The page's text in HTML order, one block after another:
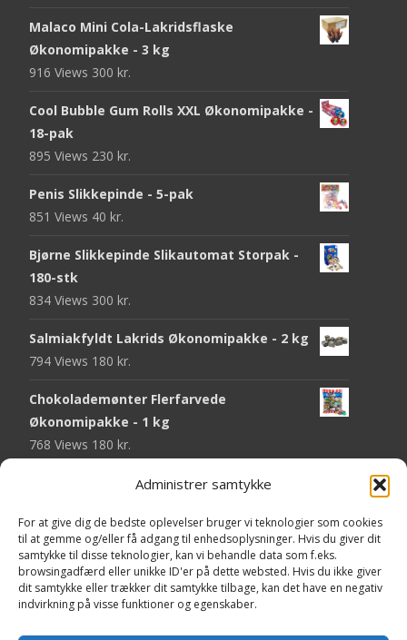
Administrer samtykke
For at give dig de bedste oplevelser bruger vi teknologier som cookies
til at gemme og/eller få adgang til enhedsoplysninger. Hvis du giver dit
samtykke til disse teknologier, kan vi behandle data som f.eks.
browsingadfærd eller unikke ID'er på dette websted. Hvis du ikke giver
dit samtykke eller trækker dit samtykke tilbage, kan det have en negativ
indvirkning på visse funktioner og egenskaber.
Malaco Mini Cola-Lakridsflaske
Økonomipakke - 3 kg
916 Views 300 kr.
Cool Bubble Gum Rolls XXL Økonomipakke -
18-pak
895 Views 230 kr.
Penis Slikkepinde - 5-pak
851 Views 40 kr.
Bjørne Slikkepinde Slikautomat Storpak -
180-stk
834 Views 300 kr.
Salmiakfyldt Lakrids Økonomipakke - 2 kg
794 Views 180 kr.
Chokolademønter Flerfarvede
Økonomipakke - 1 kg
768 Views 180 kr.
Malaco Stjerner Lakrids - 92 gram
Pringles Hot & Spicy - 165 gram
743 Views40 kr.
Fini Krudttønder Tyggegummi